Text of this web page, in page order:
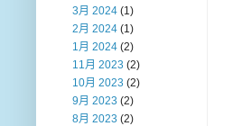
3月 2024 (1)
2月 2024 (1)
1月 2024 (2)
11月 2023 (2)
10月 2023 (2)
9月 2023 (2)
8月 2023 (2)